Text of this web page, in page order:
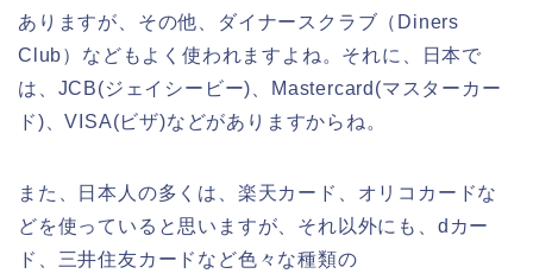
ありますが、その他、ダイナースクラブ（Diners
Club）などもよく使われますよね。それに、日本で
は、JCB(ジェイシービー)、Mastercard(マスターカー
ド)、VISA(ビザ)などがありますからね。
また、日本人の多くは、楽天カード、オリコカードな
どを使っていると思いますが、それ以外にも、dカー
ド、三井住友カードなど色々な種類の